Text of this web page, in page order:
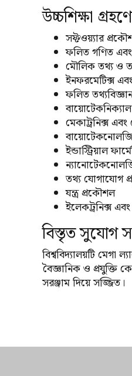
উচ্চশিক্ষা
সফ্টওয়্যার
ফলিত গণিত
মৌলিক তথ্য ও
ইনফরমেটিক্স
ফলিত
মেকাট্রনিক্স
ইন্ডাস্ট্রিয়াল
তথ্য যোগাযোগ
যন্ত্র প্রকৌশল
ইলেকট্রনিক্স এবং
বিস্তৃত সুযোগ
বিশ্ববিদ্যালয়টি মেগা
বৈজ্ঞানিক ও প্রযুক্তি
সরঞ্জাম দিয়ে সজ্জিত।